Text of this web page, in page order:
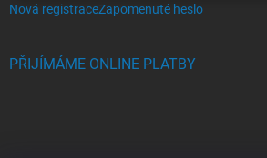
Nová registraceZapomenuté heslo
PŘIJÍMÁME ONLINE PLATBY